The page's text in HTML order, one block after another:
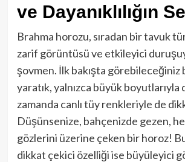
ve Dayanıklılığın
Brahma horozu, sıradan bir tavuk
zarif görüntüsü ve etkileyici
şovmen. İlk bakışta görebileceğiniz
yaratık, yalnızca büyük boyutlarıyla
zamanda canlı tüy renkleriyle de
Düşünsenize, bahçenizde gezen,
gözlerini üzerine çeken bir horoz!
dikkat çekici özelliği ise büyüleyici